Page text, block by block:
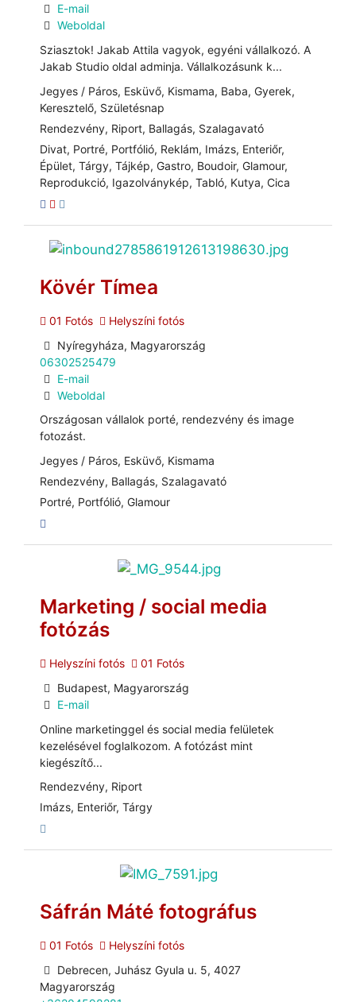
E-mail
Weboldal
Sziasztok! Jakab Attila vagyok, egyéni vállalkozó. A
Jakab Studio oldal adminja. Vállalkozásunk k...
Jegyes / Páros, Esküvő, Kismama, Baba, Gyerek,
Keresztelő, Születésnap
Rendezvény, Riport, Ballagás, Szalagavató
Divat, Portré, Portfólió, Reklám, Imázs, Enteriőr,
Épület, Tárgy, Tájkép, Gastro, Boudoir, Glamour,
Reprodukció, Igazolványkép, Tabló, Kutya, Cica
Kövér Tímea
01 Fotós
Helyszíni fotós
Nyíregyháza, Magyarország
06302525479
E-mail
Weboldal
Országosan vállalok porté, rendezvény és image
fotozást.
Jegyes / Páros, Esküvő, Kismama
Rendezvény, Ballagás, Szalagavató
Portré, Portfólió, Glamour
Marketing / social media
fotózás
Helyszíni fotós
01 Fotós
Budapest, Magyarország
E-mail
Online marketinggel és social media felületek
kezelésével foglalkozom. A fotózást mint
kiegészítő...
Rendezvény, Riport
Imázs, Enteriőr, Tárgy
Sáfrán Máté fotográfus
01 Fotós
Helyszíni fotós
Debrecen, Juhász Gyula u. 5, 4027
Magyarország